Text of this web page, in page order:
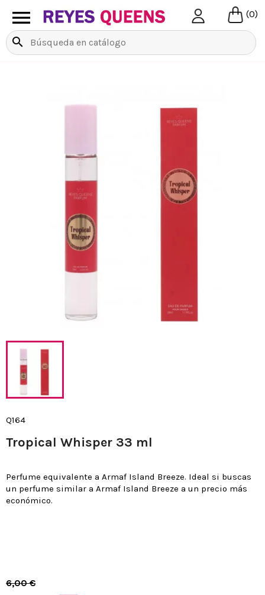
 (0)
search
Q164
Tropical Whisper 33 ml
Perfume equivalente a Armaf Island Breeze. Ideal si buscas
un perfume similar a Armaf Island Breeze a un precio más
económico.
6,00 €